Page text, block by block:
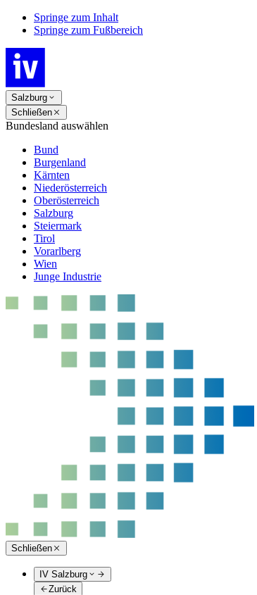
Springe zum Inhalt
Springe zum Fußbereich
Salzburg
Schließen
Bundesland auswählen
Bund
Burgenland
Kärnten
Niederösterreich
Oberösterreich
Salzburg
Steiermark
Tirol
Vorarlberg
Wien
Junge Industrie
Schließen
IV Salzburg
Zurück